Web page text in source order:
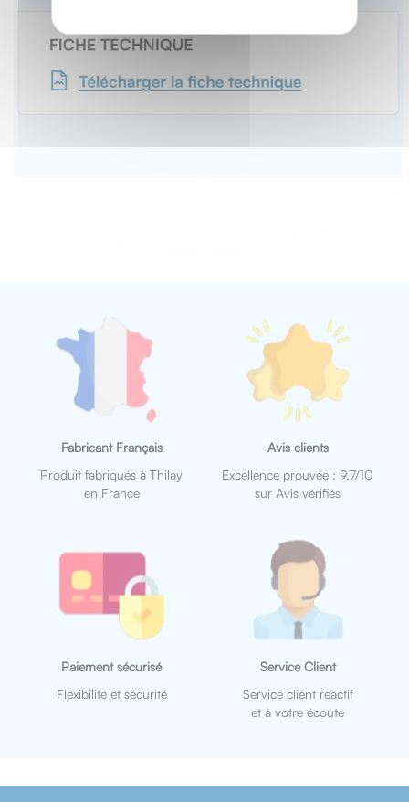
Fabricant Français
Produit fabriqués à Thilay
en France
Avis clients
Excellence prouvée : 9.7/10
sur Avis vérifiés
Paiement sécurisé
Flexibilité et sécurité
Service Client
Service client réactif
et à votre écoute